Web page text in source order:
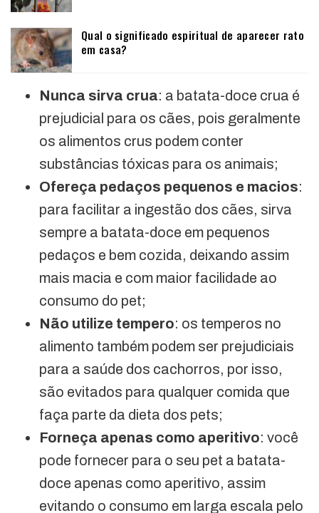
Qual o significado espiritual de aparecer rato
em casa?
Nunca sirva crua: a batata-doce crua é
prejudicial para os cães, pois geralmente
os alimentos crus podem conter
substâncias tóxicas para os animais;
Ofereça pedaços pequenos e macios:
para facilitar a ingestão dos cães, sirva
sempre a batata-doce em pequenos
pedaços e bem cozida, deixando assim
mais macia e com maior facilidade ao
consumo do pet;
Não utilize tempero: os temperos no
alimento também podem ser prejudiciais
para a saúde dos cachorros, por isso,
são evitados para qualquer comida que
faça parte da dieta dos pets;
Forneça apenas como aperitivo: você
pode fornecer para o seu pet a batata-
doce apenas como aperitivo, assim
evitando o consumo em larga escala pelo